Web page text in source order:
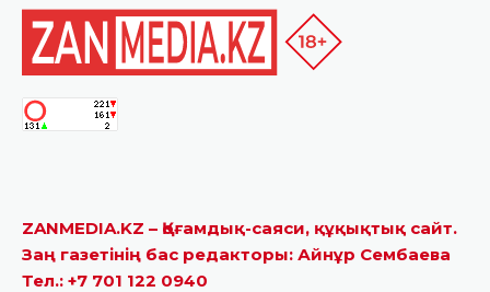
ZANMEDIA.KZ – Қоғамдық-саяси, құқықтық сайт.
Заң газетінің бас редакторы: Айнұр Сембаева
Тел.: +7 701 122 0940